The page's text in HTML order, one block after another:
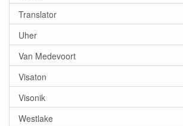
Translator
Uher
Van Medevoort
Visaton
Visonik
Westlake